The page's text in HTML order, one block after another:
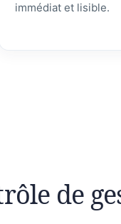
immédiat et lisible.
de